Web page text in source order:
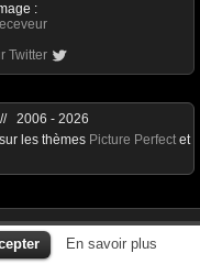
:
Twitter
En savoir plus
2006 - 2026
les thèmes Picture Perfect et